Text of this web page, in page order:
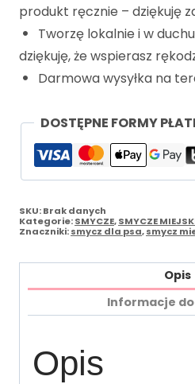
produkt ręcznie – dziękuję
Tworzę lokalnie i w
dziękuję, że wspierasz
Darmowa wysyłka na
DOSTĘPNE FORMY
SKU:Brak danych
Kategorie:SMYCZE,SMYCZE
Znaczniki:smycz dla psa,smycz
Opis
Informacje
Opis